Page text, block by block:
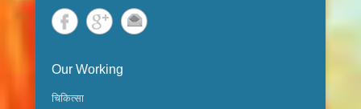
Our Working
चिकित्सा